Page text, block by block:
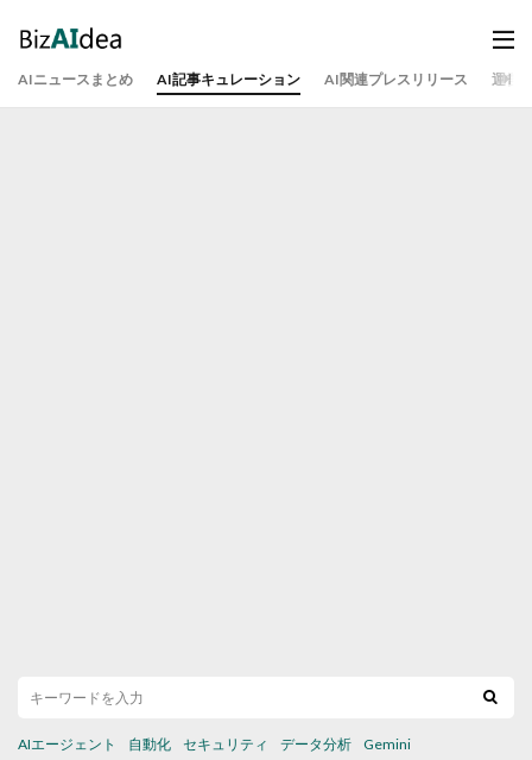
AIニュースまとめ AI記事キュレーション AI関連プレスリリース 運営
AIエージェント 自動化 セキュリティ データ分析 Gemini